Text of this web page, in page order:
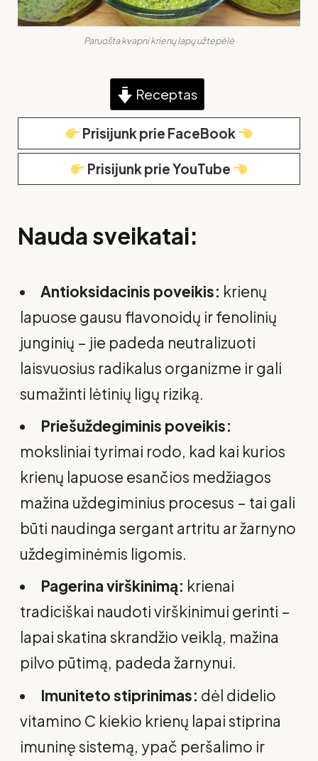
Paruošta kvapni krienų lapų užtepėlė
Receptas
Prisijunk prie FaceBook
Prisijunk prie YouTube
Nauda sveikatai:
Antioksidacinis poveikis: krienų
lapuose gausu flavonoidų ir fenolinių
junginių – jie padeda neutralizuoti
laisvuosius radikalus organizme ir gali
sumažinti lėtinių ligų riziką.
Priešuždegiminis poveikis:
moksliniai tyrimai rodo, kad kai kurios
krienų lapuose esančios medžiagos
mažina uždegiminius procesus – tai gali
būti naudinga sergant artritu ar žarnyno
uždegiminėmis ligomis.
Pagerina virškinimą: krienai
tradiciškai naudoti virškinimui gerinti –
lapai skatina skrandžio veiklą, mažina
pilvo pūtimą, padeda žarnynui.
Imuniteto stiprinimas: dėl didelio
vitamino C kiekio krienų lapai stiprina
imuninę sistemą, ypač peršalimo ir